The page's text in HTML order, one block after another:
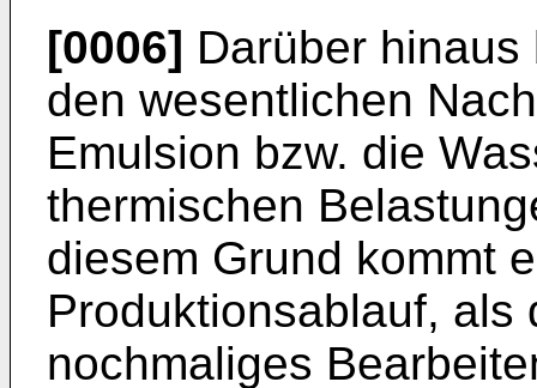
[0006] Darüber
den wesentlichen
Emulsion bzw. die
thermischen
diesem Grund kommt
Produktionsablauf, als
nochmaliges